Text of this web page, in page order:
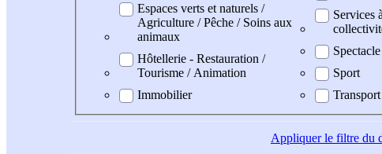
Espaces verts et naturels /
Agriculture / Pêche / Soins aux
animaux
Hôtellerie - Restauration /
Tourisme / Animation
Immobilier
Services
Spectacle
Sport
Appliquerle filtre du